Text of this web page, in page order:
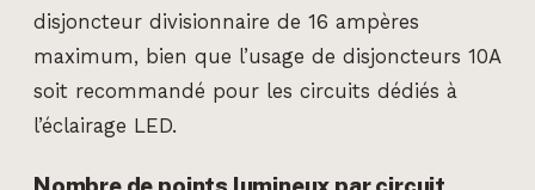
disjoncteur divisionnaire de 16 ampères
maximum, bien que l’usage de disjoncteurs 10A
soit recommandé pour les circuits dédiés à
l’éclairage LED.